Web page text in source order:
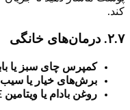
کند.
۲.۷. درمان‌های خانگی
کمپرس چای سبز یا
برش‌های خیار یا
روغن بادام یا ویتامین